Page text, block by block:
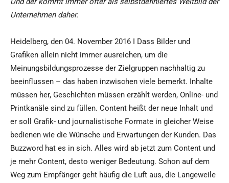
Unternehmen daher.
Heidelberg, den 04. November 2016 I Dass Bilder und
Grafiken allein nicht immer ausreichen, um die
Meinungsbildungsprozesse der Zielgruppen nachhaltig zu
beeinflussen – das haben inzwischen viele bemerkt. Inhalte
müssen her, Geschichten müssen erzählt werden, Online- und
Printkanäle sind zu füllen. Content heißt der neue Inhalt und
er soll Grafik- und journalistische Formate in gleicher Weise
bedienen wie die Wünsche und Erwartungen der Kunden. Das
Buzzword hat es in sich. Alles wird ab jetzt zum Content und
je mehr Content, desto weniger Bedeutung. Schon auf dem
Weg zum Empfänger geht häufig die Luft aus, die Langeweile